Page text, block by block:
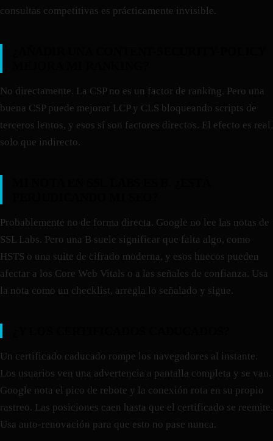
consultas competitivas es prácticamente invisible.
No directamente. La CSP no es un factor de ranking. Pero una
buena CSP puede mejorar LCP y CLS bloqueando scripts de
terceros lentos, y esos sí son factores directos. El efecto es real,
solo que indirecto.
Probablemente no de forma directa. Google no lee las notas de
SSL Labs. Pero una B suele significar que falta algo, como
HSTS o una suite de cifrado moderna, y esos huecos pueden
afectar a los Core Web Vitals o a las señales de confianza. Usa
la nota como un checklist, arregla lo señalado y sigue.
Un certificado caducado rompe los navegadores al instante.
Los usuarios ven una advertencia a pantalla completa y se van.
Google nota el pico de rebote y la conexión rota en su propio
rastreo. Las posiciones caen hasta que el certificado se reemite.
Usa auto-renovación para que esto no pase nunca.